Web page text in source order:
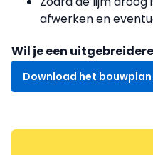
afwerken en
Wil je een
Download het bouwplan